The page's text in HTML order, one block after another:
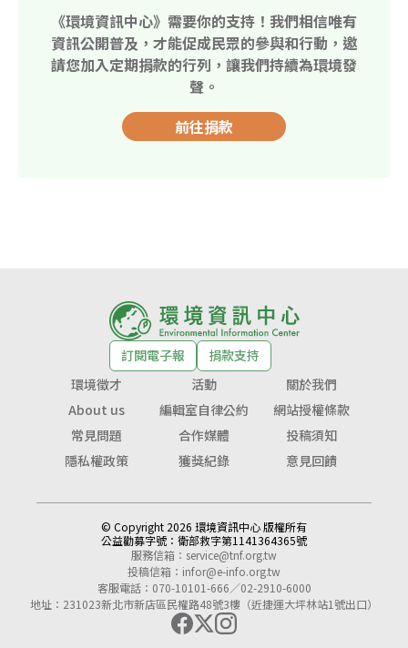
《環境資訊中心》需要你的支持！我們相信唯有
資訊公開普及，才能促成民眾的參與和行動，邀
請您加入定期捐款的行列，讓我們持續為環境發
聲。
前往捐款
訂閱電子報
捐款支持
環境徵才
活動
關於我們
About us
編輯室自律公約
網站授權條款
常見問題
合作媒體
投稿須知
隱私權政策
獲獎紀錄 意見回饋
© Copyright 2026 環境資訊中心 版權所有
公益勸募字號： 衛部救字第1141364365號
服務信箱： service@tnf.org.tw
投稿信箱： infor@e-info.org.tw
客服電話：070-10101-666／02-2910-6000
地址：231023新北市新店區民權路48號3樓（近捷運大坪林站1號出口）